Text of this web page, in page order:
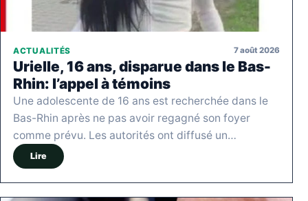
ACTUALITÉS 7 août 2026
Urielle, 16 ans, disparue dans le Bas-
Rhin: l’appel à témoins
Une adolescente de 16 ans est recherchée dans le
Bas-Rhin après ne pas avoir regagné son foyer
comme prévu. Les autorités ont diffusé un…
Lire